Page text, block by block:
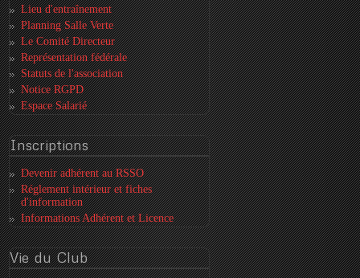
Lieu d'entraînement
Planning Salle Verte
Le Comité Directeur
Représentation fédérale
Statuts de l'association
Notice RGPD
Espace Salarié
Inscriptions
Devenir adhérent au RSSO
Réglement intérieur et fiches
d'information
Informations Adhérent et Licence
Viedu Club